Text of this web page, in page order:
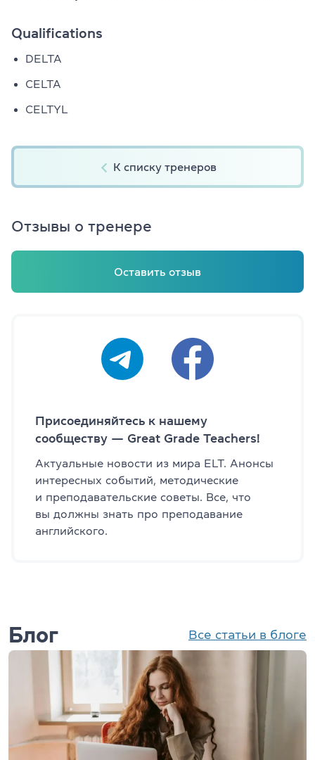
Qualifications
DELTA
CELTA
CELTYL
К списку тренеров
Отзывы о тренере
Оставить отзыв
Присоединяйтесь к нашему
сообществу — Great Grade Teachers!
Актуальные новости из мира ELT. Анонсы
интересных событий, методические
и преподавательские советы. Все, что
вы должны знать про преподавание
английского.
Блог Все статьи в блоге